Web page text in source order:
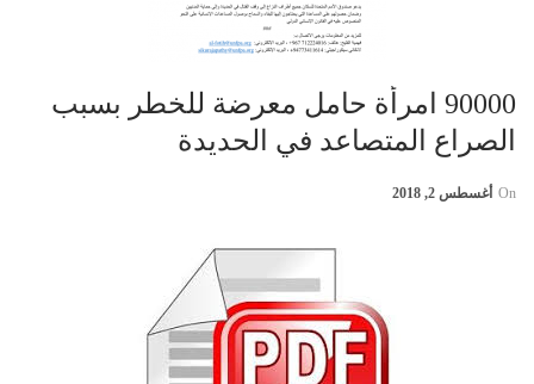
90000 امرأة حامل معرضة للخطر بسبب
الصراع المتصاعد في الحديدة
On أغسطس 2, 2018